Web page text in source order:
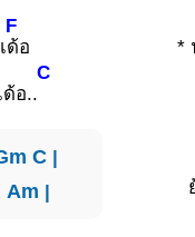
F
ด้อ
ด้อ..
C
C|
Am |
*